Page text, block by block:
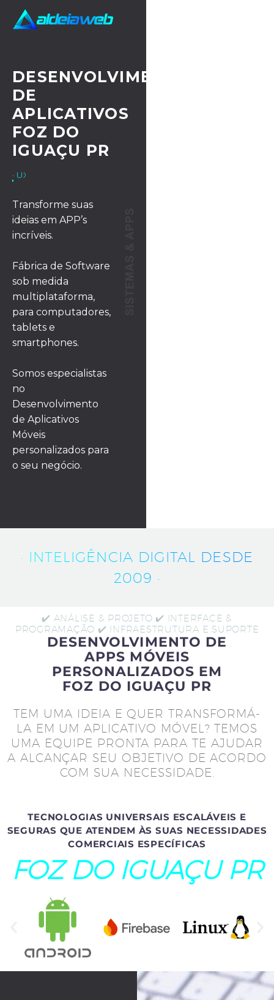
DESENVOLVIMENTO
DE
APLICATIVOS
FOZ DO
IGUAÇU PR
· UX/UI DESIGN
Transforme suas
ideias em APP’s
incríveis.
Fábrica de Software
sob medida
multiplataforma,
para computadores,
tablets e
smartphones.
Somos especialistas
no
Desenvolvimento
de Aplicativos
Móveis
personalizados para
o seu negócio.
· INTELIGÊNCIA DIGITAL DESDE
2009 ·
✔️ ANÁLISE & PROJETO ✔️ INTERFACE &
PROGRAMAÇÃO ✔️ INFRAESTRUTURA E SUPORTE
DESENVOLVIMENTO DE
APPS MÓVEIS
PERSONALIZADOS EM
FOZ DO IGUAÇU PR
TEM UMA IDEIA E QUER TRANSFORMÁ-
LA EM UM APLICATIVO MÓVEL? TEMOS
UMA EQUIPE PRONTA PARA TE AJUDAR
A ALCANÇAR SEU OBJETIVO DE ACORDO
COM SUA NECESSIDADE.
TECNOLOGIAS UNIVERSAIS ESCALÁVEIS E
SEGURAS QUE ATENDEM ÀS SUAS NECESSIDADES
COMERCIAIS ESPECÍFICAS
FOZ DO IGUAÇU PR